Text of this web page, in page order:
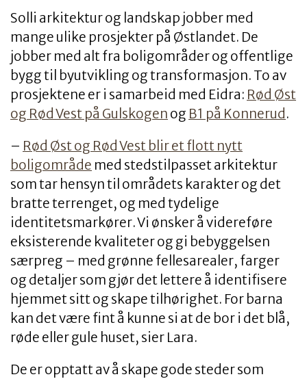
Solli arkitektur og landskap jobber med
mange ulike prosjekter på Østlandet. De
jobber med alt fra boligområder og offentlige
bygg til byutvikling og transformasjon. To av
prosjektene er i samarbeid med Eidra: Rød Øst
og Rød Vest på Gulskogen og B1 på Konnerud .
– Rød Øst og Rød Vest blir et flott nytt
boligområde med stedstilpasset arkitektur
som tar hensyn til områdets karakter og det
bratte terrenget, og med tydelige
identitetsmarkører. Vi ønsker å videreføre
eksisterende kvaliteter og gi bebyggelsen
særpreg – med grønne fellesarealer, farger
og detaljer som gjør det lettere å identifisere
hjemmet sitt og skape tilhørighet. For barna
kan det være fint å kunne si at de bor i det blå,
røde eller gule huset, sier Lara.
De er opptatt av å skape gode steder som